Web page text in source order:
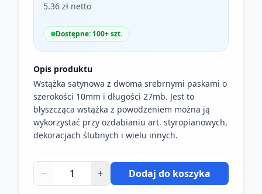
5.36 zł netto
Dostępne: 100+ szt.
Opis produktu
Wstążka satynowa z dwoma srebrnymi paskami o
szerokości 10mm i długości 27mb. Jest to
błyszcząca wstążka z powodzeniem można ją
wykorzystać przy ozdabianiu art. styropianowych,
dekoracjach ślubnych i wielu innych.
− + Dodaj do koszyka